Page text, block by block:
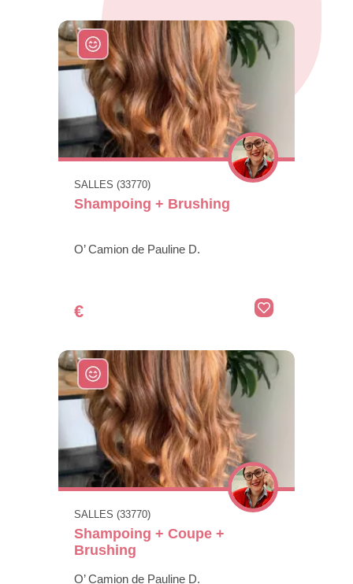
SALLES (33770)
Shampoing + Brushing
O’ Camion de Pauline D.
€
SALLES (33770)
Shampoing + Coupe +
Brushing
O’ Camion de Pauline D.